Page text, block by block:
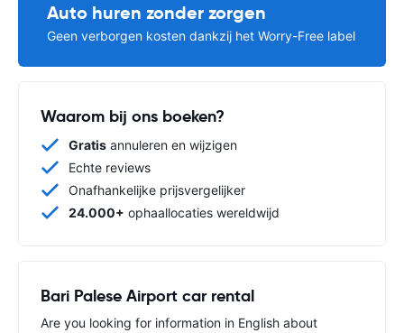
Auto huren zonder zorgen
Geen verborgen kosten dankzij het Worry-Free label
Waarom bij ons boeken?
Gratis annuleren en wijzigen
Echte reviews
Onafhankelijke prijsvergelijker
24.000+ ophaallocaties wereldwijd
Bari Palese Airport car rental
Are you looking for information in English about